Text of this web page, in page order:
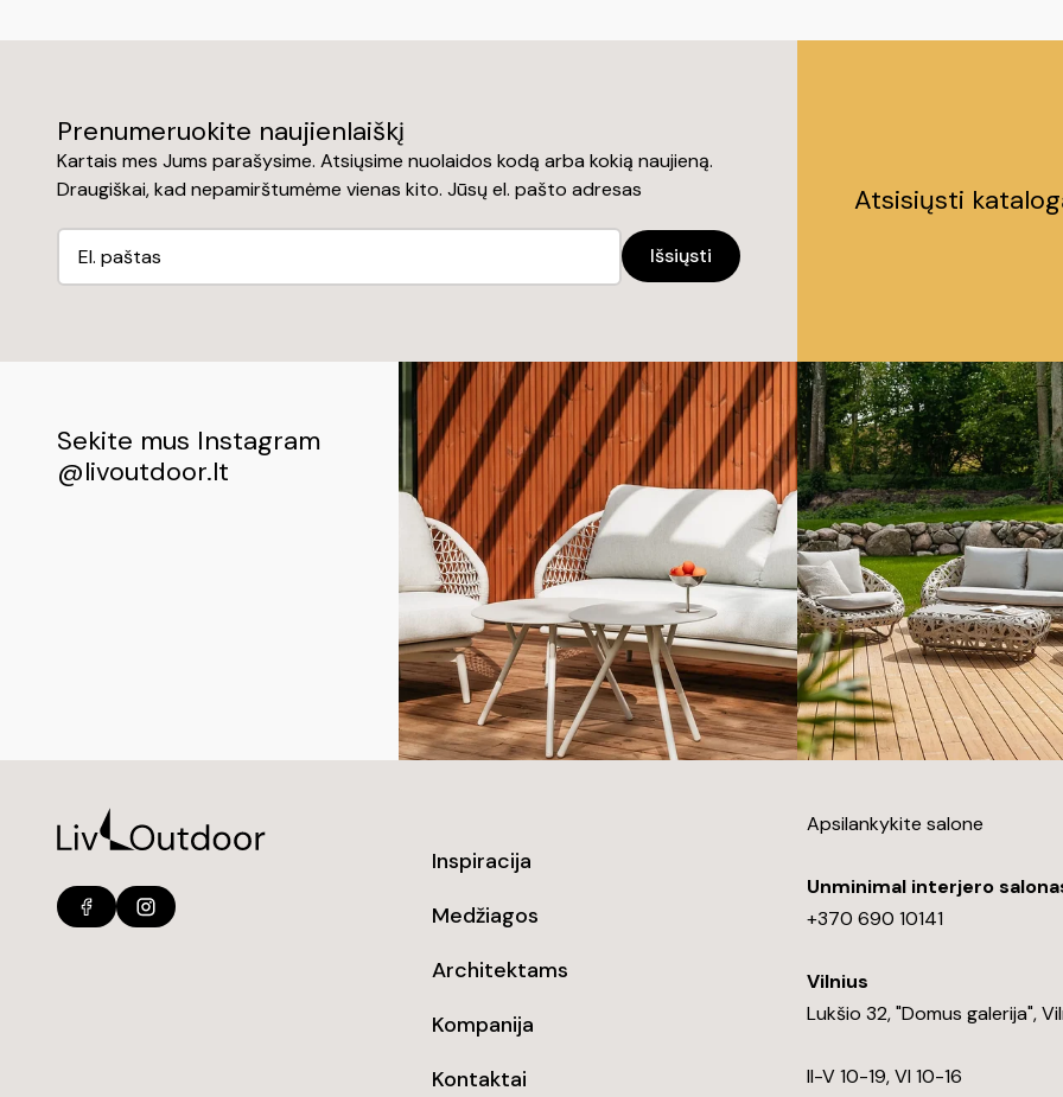
Prenumeruokite naujienlaiškį
Kartais mes Jums parašysime. Atsiųsime nuolaidos kodą arba kokią naujieną.
Draugiškai, kad nepamirštumėme vienas kito. Jūsų el. pašto adresas
Atsisiųsti
Sekite mus Instagram
@livoutdoor.lt
Inspiracija
Medžiagos
Architektams
Kompanija
Kontaktai
Apsilankykite salone
Unminimal interjero
+370 690 10141
Vilnius
Lukšio 32, "Domus galerija",
II-V 10-19, VI 10-16